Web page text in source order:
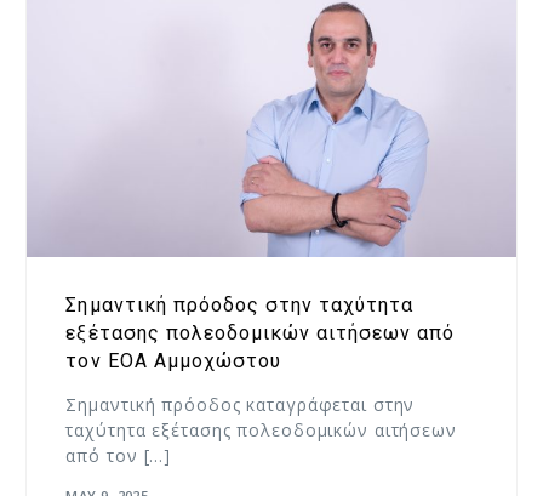
Σημαντική πρόοδος στην ταχύτητα
εξέτασης πολεοδομικών αιτήσεων από
τον ΕΟΑ Αμμοχώστου
Σημαντική πρόοδος καταγράφεται στην
ταχύτητα εξέτασης πολεοδομικών αιτήσεων
από τον […]